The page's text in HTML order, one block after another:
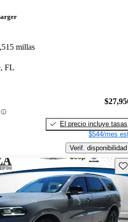
millas
FL
El precio incluye tasas
$544/mes
Verif. disponibilidad